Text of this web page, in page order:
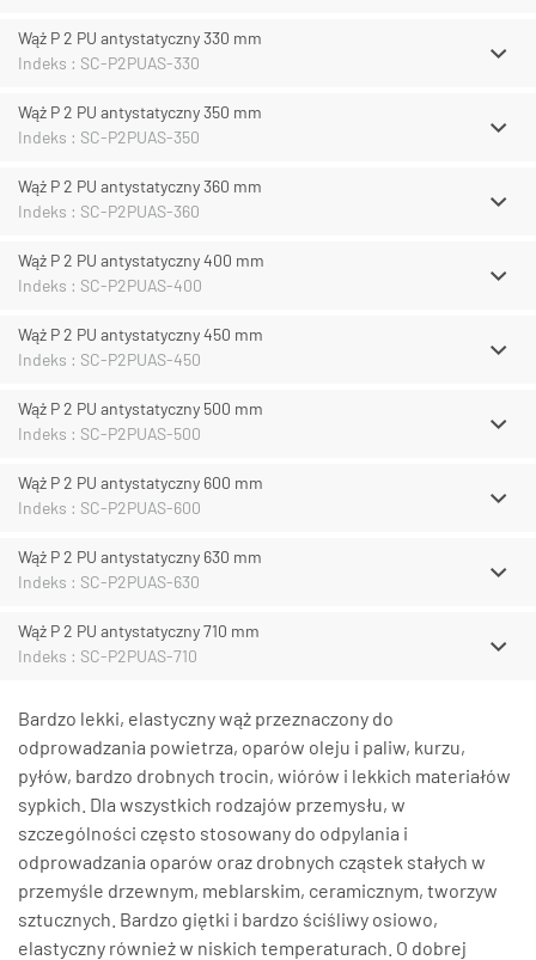
Wąż P 2 PU antystatyczny 330 mm
Indeks : SC-P2PUAS-330
Wąż P 2 PU antystatyczny 350 mm
Indeks : SC-P2PUAS-350
Wąż P 2 PU antystatyczny 360 mm
Indeks : SC-P2PUAS-360
Wąż P 2 PU antystatyczny 400 mm
Indeks : SC-P2PUAS-400
Wąż P 2 PU antystatyczny 450 mm
Indeks : SC-P2PUAS-450
Wąż P 2 PU antystatyczny 500 mm
Indeks : SC-P2PUAS-500
Wąż P 2 PU antystatyczny 600 mm
Indeks : SC-P2PUAS-600
Wąż P 2 PU antystatyczny 630 mm
Indeks : SC-P2PUAS-630
Wąż P 2 PU antystatyczny 710 mm
Indeks : SC-P2PUAS-710
Bardzo lekki, elastyczny wąż przeznaczony do
odprowadzania powietrza, oparów oleju i paliw, kurzu,
pyłów, bardzo drobnych trocin, wiórów i lekkich materiałów
sypkich. Dla wszystkich rodzajów przemysłu, w
szczególności często stosowany do odpylania i
odprowadzania oparów oraz drobnych cząstek stałych w
przemyśle drzewnym, meblarskim, ceramicznym, tworzyw
sztucznych. Bardzo giętki i bardzo ściśliwy osiowo,
elastyczny również w niskich temperaturach. O dobrej